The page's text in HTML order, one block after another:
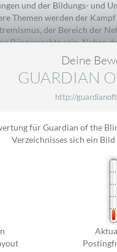
Deine
GUARDIAN
http://
für Guardian of the
Verzeichnisses sich ein
und der Bildungs- und
Themen werden der Kampf
der Bereich der
Bürgerrechte sein. Neben
sollen die Berichte der
werden. Insgesamt
zum neoliberalen
des demokratischen
mit neueren
v. a. mit der
an den Theorien von John
UNTER